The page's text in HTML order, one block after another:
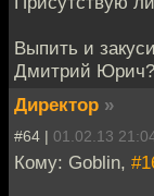
Выпить и
Дмитрий
Директор »
#64 | 01.02.13
Кому: Goblin,